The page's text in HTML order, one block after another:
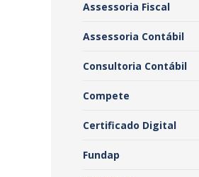
Assessoria Fiscal
Assessoria Contábil
Consultoria Contábil
Compete
Certificado Digital
Fundap